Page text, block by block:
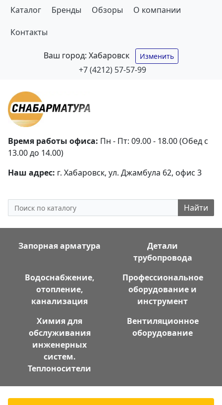
Каталог Бренды Обзоры О компании
Контакты
Ваш город: Хабаровск Изменить
+7 (4212) 57-57-99
Время работы офиса: Пн - Пт: 09.00 - 18.00 (Обед с
13.00 до 14.00)
Наш адрес: г. Хабаровск, ул. Джамбула 62, офис 3
Найти
Запорная арматура
Детали
трубопровода
Водоснабжение,
отопление,
канализация
Профессиональное
оборудование и
инструмент
Химия для
обслуживания
инженерных
систем.
Теплоносители
Вентиляционное
оборудование